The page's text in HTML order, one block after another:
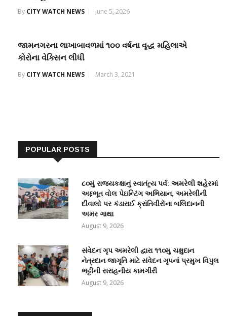
By CITY WATCH NEWS June 5, 2026
જામનગરના લાખાબાવળમાં ૧૦૦ વર્ષના વૃદ્ધ મહિલાએ
કોરોના વેક્સિન લીધી
By CITY WATCH NEWS March 3, 2021
POPULAR POSTS
૮૦મું રાજ્યકક્ષાનું સ્વાતંત્ર્ય પર્વ: અમરેલી શહેરમાં
અદ્દભૂત વોલ પેઇન્ટિંગ અભિયાન, અમરેલીની
દીવાલો પર કંડારાઈ ક્રાંતિવીરોના બલિદાનની
અમર ગાથા
August 9, 2026
સંવેદન ગૃપ અમરેલી દ્વારા ૧૧૦મુ ચક્ષુદાન
નેત્રદાન જાગૃતિ માટે સંવેદન ગૃપનાં પ્રમુખ વિપુલ
ભટ્ટીની સરાહનીય કામગીરી
August 9, 2026